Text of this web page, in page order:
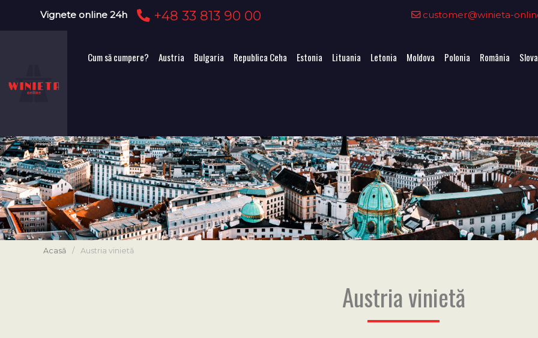
Vignete online 24h +48 33 813 90 00 customer@winieta-
Cum să cumpere? Austria Bulgaria Republica Ceha Estonia Lituania Letonia Moldova Polonia România
Acasă / Austria vinietă
Austria vinietă